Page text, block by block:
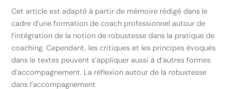
Cet article est adapté à partir de mémoire rédigé dans le
cadre d’une formation de coach professionnel autour de
l’intégration de la notion de robustesse dans la pratique de
coaching. Cependant, les critiques et les principes évoqués
dans le textes peuvent s’appliquer aussi à d’autres formes
d’accompagnement. La réflexion autour de la robustesse
dans l’accompagnement